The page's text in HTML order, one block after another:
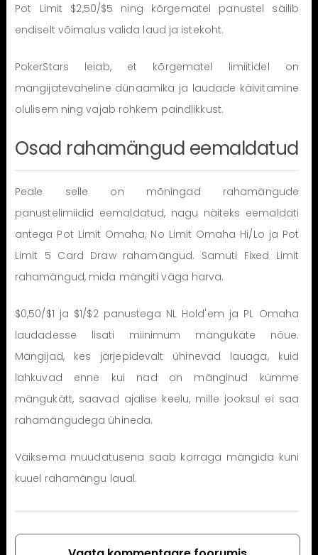
Pot Limit $2,50/$5 ning kõrgematel panustel säilib
endiselt võimalus valida laud ja istekoht.
PokerStars leiab, et kõrgematel limiitidel on
mängijatevaheline dünaamika ja laudade käivitamine
olulisem ning vajab rohkem paindlikkust.
Osad rahamängud eemaldatud
Peale selle on mõningad rahamängude
panustelimiidid eemaldatud, nagu näiteks eemaldati
antega Pot Limit Omaha, No Limit Omaha Hi/Lo ja Pot
Limit 5 Card Draw rahamängud. Samuti Fixed Limit
rahamängud, mida mängiti väga harva.
$0,50/$1 ja $1/$2 panustega NL Hold'em ja PL Omaha
laudadesse lisati miinimum mängukäte nõue.
Mängijad, kes järjepidevalt ühinevad lauaga, kuid
lahkuvad enne kui nad on mänginud kümme
mängukätt, saavad ajalise keelu, mille jooksul ei saa
rahamängudega ühineda.
Väiksema muudatusena saab korraga mängida kuni
kuuel rahamängu laual.